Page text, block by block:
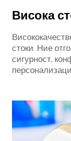
Висока
стоки. Ние
сигурност,